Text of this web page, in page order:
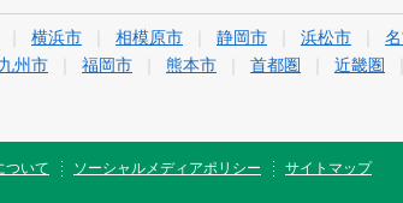
横浜市 相模原市 静岡市 浜松市
州市 福岡市 熊本市 首都圏 近畿圏
ついて ソーシャルメディアポリシー
サイトマップ